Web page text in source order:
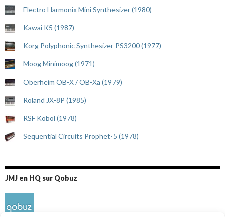
Electro Harmonix Mini Synthesizer (1980)
Kawai K5 (1987)
Korg Polyphonic Synthesizer PS3200 (1977)
Moog Minimoog (1971)
Oberheim OB-X / OB-Xa (1979)
Roland JX-8P (1985)
RSF Kobol (1978)
Sequential Circuits Prophet-5 (1978)
JMJ en HQ sur Qobuz